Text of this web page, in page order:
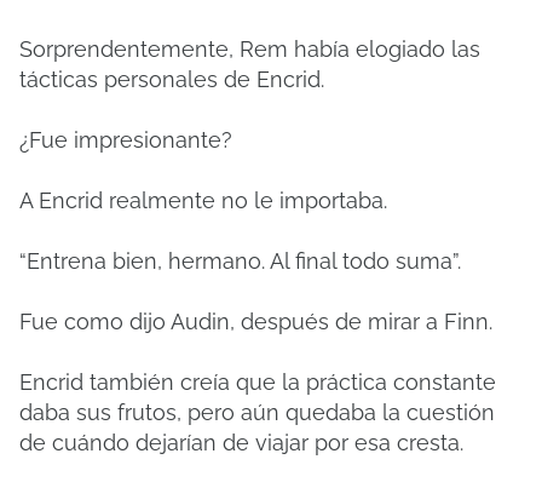
Sorprendentemente, Rem había elogiado las
tácticas personales de Encrid.
¿Fue impresionante?
A Encrid realmente no le importaba.
“Entrena bien, hermano. Al final todo suma”.
Fue como dijo Audin, después de mirar a Finn.
Encrid también creía que la práctica constante
daba sus frutos, pero aún quedaba la cuestión
de cuándo dejarían de viajar por esa cresta.